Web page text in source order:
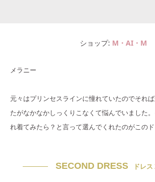
ショップ M・AI・M
メラニー
元々はプリンセスラインに憧れていたのでそれ
たがなかなかしっくりこなくて悩んでいました
れ着てみたら？と言って選んでくれたのがこのド
SECOND DRESS ドレス